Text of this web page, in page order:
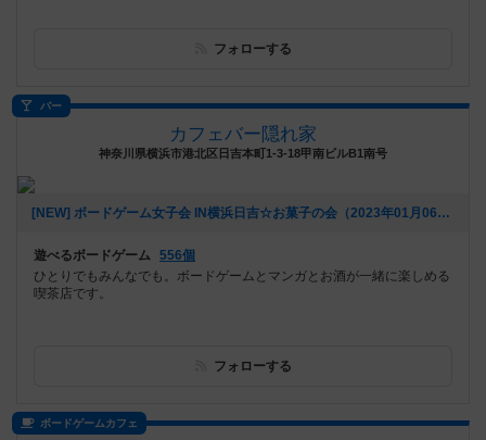
フォローする
バー
カフェバー隠れ家
神奈川県横浜市港北区日吉本町1-3-18甲南ビルB1南号
[NEW] ボードゲーム女子会 IN横浜日吉☆お菓子の会（2023年01月06日 17時18分）
遊べるボードゲーム 556個
ひとりでもみんなでも。ボードゲームとマンガとお酒が一緒に楽しめる
喫茶店です。
フォローする
ボードゲームカフェ